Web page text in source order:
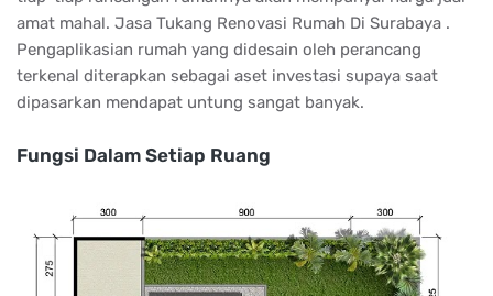
amat mahal. Jasa Tukang Renovasi Rumah Di Surabaya .
Pengaplikasian rumah yang didesain oleh perancang
terkenal diterapkan sebagai aset investasi supaya saat
dipasarkan mendapat untung sangat banyak.
Fungsi Dalam Setiap Ruang